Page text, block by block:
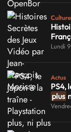
Lundi
Actus
PS4,
plus